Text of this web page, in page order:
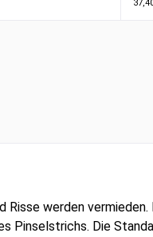
werden
Pinselstrichs. Die